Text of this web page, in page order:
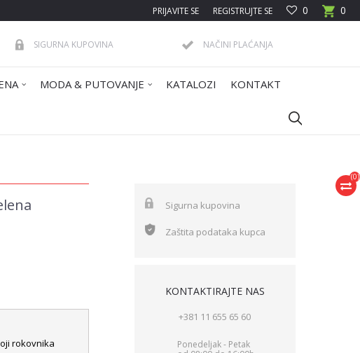
0
0
PRIJAVITE SE REGISTRUJTE SE
SIGURNA KUPOVINA NAČINI PLAĆANJA
MODA & PUTOVANJE KATALOZI KONTAKT
(0)
rokovnika
Sigurna kupovina
Zaštita podataka kupca
KONTAKTIRAJTE NAS
+381 11 655 65 60
Ponedeljak - Petak